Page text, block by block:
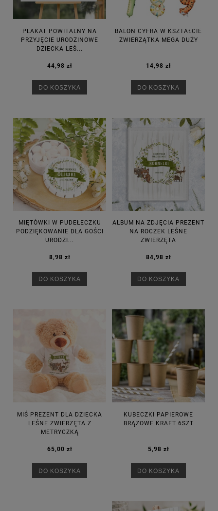
PLAKAT POWITALNY NA
PRZYJĘCIE URODZINOWE
DZIECKA LEŚ...
44,98 zł
DO KOSZYKA
BALON CYFRA W KSZTAŁCIE
ZWIERZĄTKA MEGA DUŻY
14,98 zł
DO KOSZYKA
MIĘTÓWKI W PUDEŁECZKU
PODZIĘKOWANIE DLA GOŚCI
URODZI...
8,98 zł
DO KOSZYKA
ALBUM NA ZDJĘCIA PREZENT
NA ROCZEK LEŚNE
ZWIERZĘTA
84,98 zł
DO KOSZYKA
MIŚ PREZENT DLA DZIECKA
LEŚNE ZWIERZĘTA Z
METRYCZKĄ
65,00 zł
DO KOSZYKA
KUBECZKI PAPIEROWE
BRĄZOWE KRAFT 6SZT
5,98 zł
DO KOSZYKA